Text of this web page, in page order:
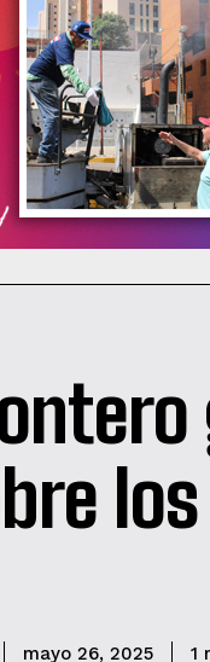
mayo 26, 2025 1